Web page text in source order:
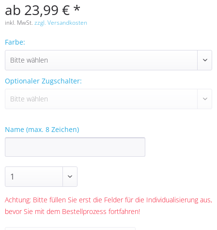
ab 23,99 € *
inkl. MwSt. zzgl. Versandkosten
Farbe:
Optionaler Zugschalter:
Name (max. 8 Zeichen)
Achtung: Bitte füllen Sie erst die Felder für die Individualisierung aus,
bevor Sie mit dem Bestellprozess fortfahren!